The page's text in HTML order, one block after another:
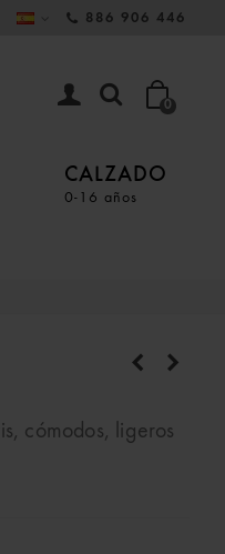
886 906 446
0
CALZADO
0-16 años
cómodos, ligeros